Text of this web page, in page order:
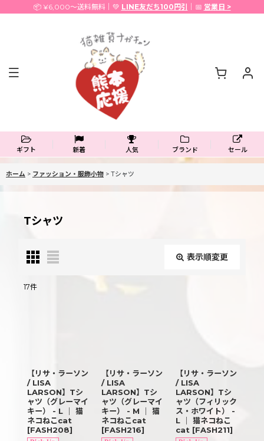
📦 ¥6,000〜送料無料｜💚 LINE友だち100円引 ｜📅 営業日 >
ギフト 新着 人気 ブランド セール
ホーム > ファッション・服飾小物 > Tシャツ
Tシャツ
表示順変更
絞り込む
17件
【リサ・ラーソン
/ LISA
LARSON】Tシ
ャツ（グレーマイ
キー） - L ｜ 猫
ネコねこcat
[FASH208]
【リサ・ラーソン
/ LISA
LARSON】Tシ
ャツ（グレーマイ
キー） - M ｜ 猫
ネコねこcat
[FASH216]
【リサ・ラーソン
/ LISA
LARSON】Tシ
ャツ（フィリック
ス・ホワイト） -
L ｜ 猫ネコねこ
cat [FASH211]